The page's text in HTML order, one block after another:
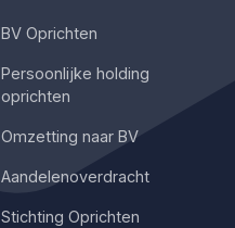
BV Oprichten
Persoonlijke holding
oprichten
Omzetting naar BV
Aandelenoverdracht
Stichting Oprichten